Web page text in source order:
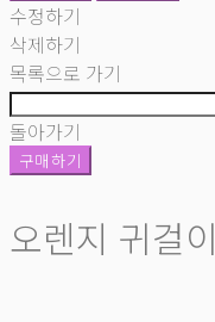
수정하기
삭제하기
목록으로 가기
돌아가기
구매하기
오렌지 귀걸이